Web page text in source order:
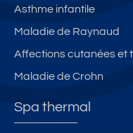
Asthme infantile
Maladie de Raynaud
Affections cutanées et
Maladie de Crohn
Spa thermal